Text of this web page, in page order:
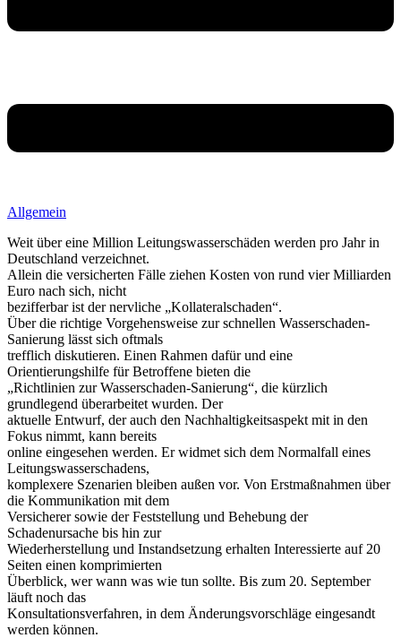
Allgemein
Weit über eine Million Leitungswasserschäden werden pro Jahr in
Deutschland verzeichnet.
Allein die versicherten Fälle ziehen Kosten von rund vier Milliarden
Euro nach sich, nicht
bezifferbar ist der nervliche „Kollateralschaden“.
Über die richtige Vorgehensweise zur schnellen Wasserschaden-
Sanierung lässt sich oftmals
trefflich diskutieren. Einen Rahmen dafür und eine
Orientierungshilfe für Betroffene bieten die
„Richtlinien zur Wasserschaden-Sanierung“, die kürzlich
grundlegend überarbeitet wurden. Der
aktuelle Entwurf, der auch den Nachhaltigkeitsaspekt mit in den
Fokus nimmt, kann bereits
online eingesehen werden. Er widmet sich dem Normalfall eines
Leitungswasserschadens,
komplexere Szenarien bleiben außen vor. Von Erstmaßnahmen über
die Kommunikation mit dem
Versicherer sowie der Feststellung und Behebung der
Schadenursache bis hin zur
Wiederherstellung und Instandsetzung erhalten Interessierte auf 20
Seiten einen komprimierten
Überblick, wer wann was wie tun sollte. Bis zum 20. September
läuft noch das
Konsultationsverfahren, in dem Änderungsvorschläge eingesandt
werden können.